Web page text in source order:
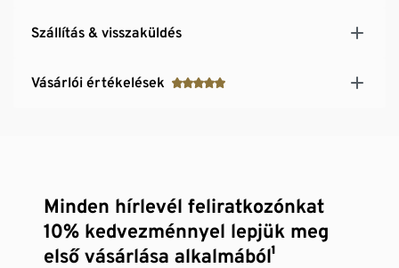
Szállítás & visszaküldés
Vásárlói értékelések
Minden hírlevél feliratkozónkat
10% kedvezménnyel lepjük meg
első vásárlása alkalmából¹